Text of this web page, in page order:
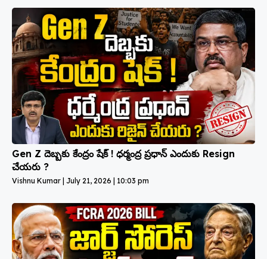
Gen Z దెబ్బకు కేంద్రం షేక్ ! ధర్మంద్ర ప్రధాన్ ఎందుకు Resign
చేయరు ?
Vishnu Kumar July 21, 2026 10:03 pm